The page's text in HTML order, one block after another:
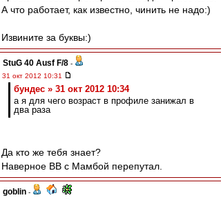
А что работает, как известно, чинить не надо:)
Извините за буквы:)
StuG 40 Ausf F/8 -
31 окт 2012 10:31
бундес » 31 окт 2012 10:34
а я для чего возраст в профиле занижал в
два раза
Да кто же тебя знает?
Наверное ВВ с Мамбой перепутал.
goblin -